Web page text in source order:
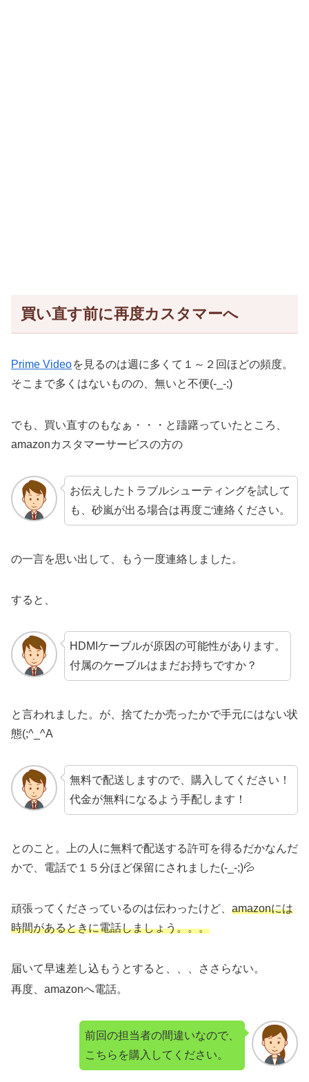
買い直す前に再度カスタマーへ
Prime Videoを見るのは週に多くて１～２回ほどの頻度。
そこまで多くはないものの、無いと不便(-_-;)
でも、買い直すのもなぁ・・・と躊躇っていたところ、
amazonカスタマーサービスの方の
お伝えしたトラブルシューティングを試して
も、砂嵐が出る場合は再度ご連絡ください。
の一言を思い出して、もう一度連絡しました。
すると、
HDMIケーブルが原因の可能性があります。
付属のケーブルはまだお持ちですか？
と言われました。が、捨てたか売ったかで手元にはない状
態(;^_^A
無料で配送しますので、購入してください！
代金が無料になるよう手配します！
とのこと。上の人に無料で配送する許可を得るだかなんだ
かで、電話で１５分ほど保留にされました(-_-;)💦
頑張ってくださっているのは伝わったけど、 amazonには
時間があるときに電話しましょう。。。
届いて早速差し込もうとすると、、、ささらない。
再度、amazonへ電話。
前回の担当者の間違いなので、
こちらを購入してください。